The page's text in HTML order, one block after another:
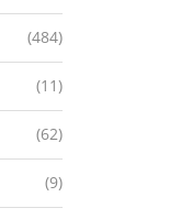
(484)
(11)
(62)
(9)